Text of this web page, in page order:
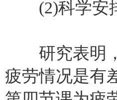
(2)科学安
研究表明，
疲劳情况是有